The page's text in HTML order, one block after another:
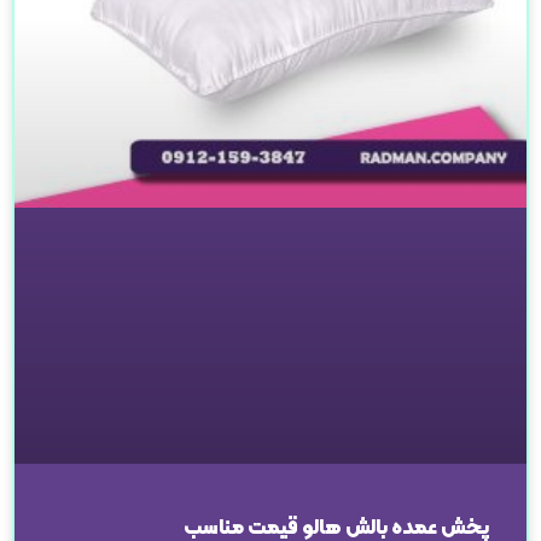
پخش عمده بالش هالو قیمت مناسب